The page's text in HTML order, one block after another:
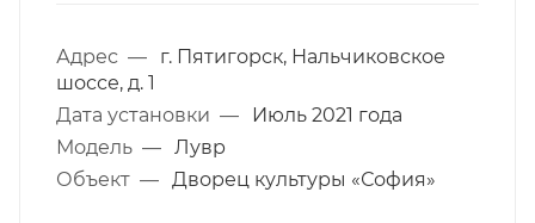
Адрес —
г. Пятигорск, Нальчиковское
шоссе, д. 1
Дата установки —
Июль 2021 года
Модель — Лувр
Объект — Дворец культуры «София»